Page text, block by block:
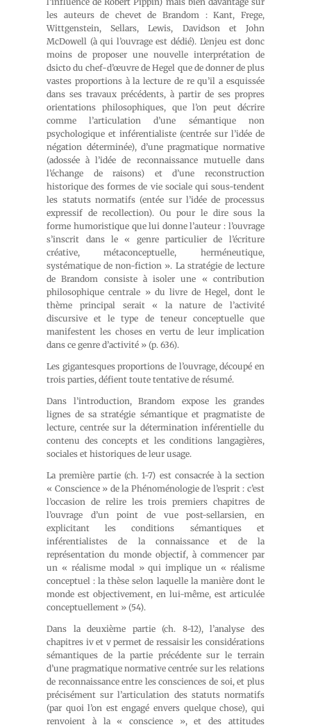
les auteurs de chevet de Brandom : Kant, Frege,
Wittgenstein, Sellars, Lewis, Davidson et John
McDowell (à qui l’ouvrage est dédié). L’enjeu est donc
moins de proposer une nouvelle interprétation de
dsicto du chef-d’œuvre de Hegel que de donner de plus
vastes proportions à la lecture de requ’il a esquissée
dans ses travaux précédents, à partir de ses propres
orientations philosophiques, que l’on peut décrire
comme l’articulation d’une sémantique non
psychologique et inférentialiste (centrée sur l’idée de
négation déterminée), d’une pragmatique normative
(adossée à l’idée de reconnaissance mutuelle dans
l’échange de raisons) et d’une reconstruction
historique des formes de vie sociale qui sous-tendent
les statuts normatifs (entée sur l’idée de processus
expressif derecollection). Ou pour le dire sous la
forme humoristique que lui donne l’auteur : l’ouvrage
s’inscrit dans le « genre particulier de l’écriture
créative, métaconceptuelle, herméneutique,
systématique de non-fiction ». La stratégie de lecture
de Brandom consiste à isoler une « contribution
philosophique centrale » du livre de Hegel, dont le
thème principal serait « la nature de l’activité
discursive et le type de teneur conceptuelle que
manifestent les choses en vertu de leur implication
dans ce genre d’activité » (p. 636).
Les gigantesques proportions de l’ouvrage, découpé en
trois parties, défient toute tentative de résumé.
Dans l’introduction, Brandom expose les grandes
lignes de sa stratégie sémantique et pragmatiste de
lecture, centrée sur la détermination inférentielle du
contenu des concepts et les conditions langagières,
sociales et historiques de leur usage.
La première partie (ch. 1-7) est consacrée à la section
« Conscience » de la Phénoménologie de l’esprit: c’est
l’occasion de relire les trois premiers chapitres de
l’ouvrage d’un point de vue post-sellarsien, en
explicitant les conditions sémantiques et
inférentialistes de la connaissance et de la
représentation du monde objectif, à commencer par
un « réalisme modal » qui implique un « réalisme
conceptuel : la thèse selon laquelle la manière dont le
monde est objectivement, en lui-même, est articulée
conceptuellement » (54).
Dans la deuxième partie (ch. 8-12), l’analyse des
chapitres ivet v permet de ressaisir les considérations
sémantiques de la partie précédente sur le terrain
d’une pragmatique normative centrée sur les relations
de reconnaissance entre les consciences de soi, et plus
précisément sur l’articulation des statuts normatifs
(par quoi l’on est engagé envers quelque chose), qui
renvoient à la « conscience », et des attitudes